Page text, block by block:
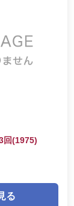
回(1975)
る